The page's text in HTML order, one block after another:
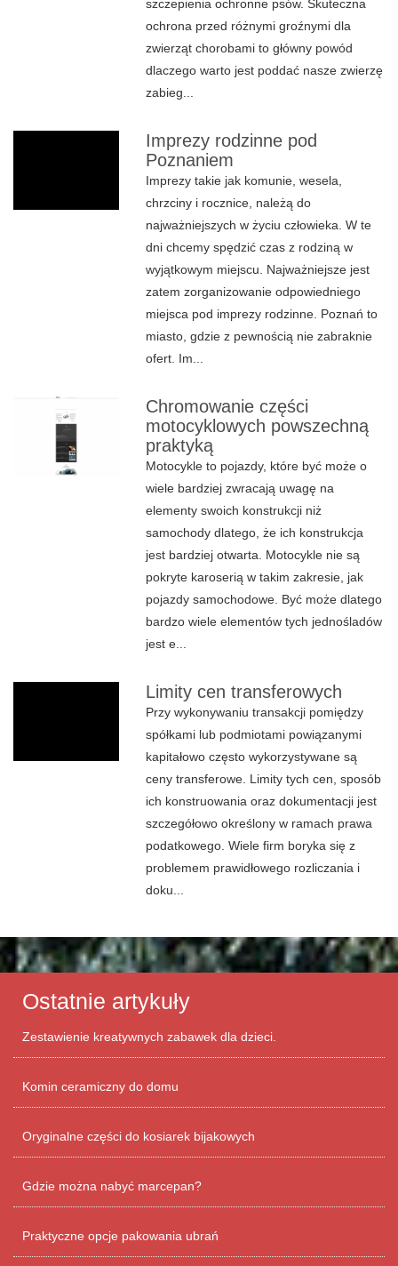
szczepienia ochronne psów. Skuteczna
ochrona przed różnymi groźnymi dla
zwierząt chorobami to główny powód
dlaczego warto jest poddać nasze zwierzę
zabieg...
Imprezy rodzinne pod
Poznaniem
Imprezy takie jak komunie, wesela,
chrzciny i rocznice, należą do
najważniejszych w życiu człowieka. W te
dni chcemy spędzić czas z rodziną w
wyjątkowym miejscu. Najważniejsze jest
zatem zorganizowanie odpowiedniego
miejsca pod imprezy rodzinne. Poznań to
miasto, gdzie z pewnością nie zabraknie
ofert. Im...
Chromowanie części
motocyklowych powszechną
praktyką
Motocykle to pojazdy, które być może o
wiele bardziej zwracają uwagę na
elementy swoich konstrukcji niż
samochody dlatego, że ich konstrukcja
jest bardziej otwarta. Motocykle nie są
pokryte karoserią w takim zakresie, jak
pojazdy samochodowe. Być może dlatego
bardzo wiele elementów tych jednośladów
jest e...
Limity cen transferowych
Przy wykonywaniu transakcji pomiędzy
spółkami lub podmiotami powiązanymi
kapitałowo często wykorzystywane są
ceny transferowe. Limity tych cen, sposób
ich konstruowania oraz dokumentacji jest
szczegółowo określony w ramach prawa
podatkowego. Wiele firm boryka się z
problemem prawidłowego rozliczania i
doku...
Ostatnie artykuły
Zestawienie kreatywnych zabawek dla dzieci.
Komin ceramiczny do domu
Oryginalne części do kosiarek bijakowych
Gdzie można nabyć marcepan?
Praktyczne opcje pakowania ubrań